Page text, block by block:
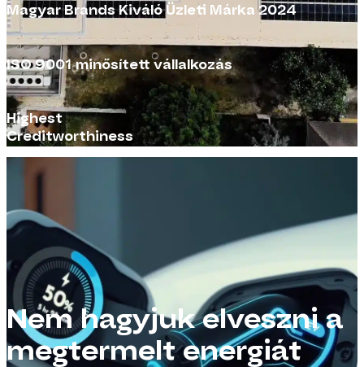
Magyar Brands Kiváló Üzleti Márka 2024
ISO 9001 minősített vállalkozás
Highest
Creditworthiness
Nem hagyjuk elveszni a
megtermelt energiát